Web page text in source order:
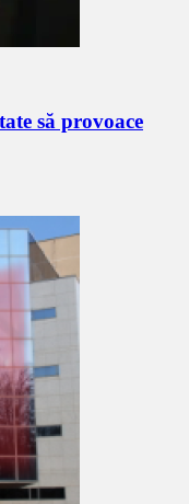
să provoace